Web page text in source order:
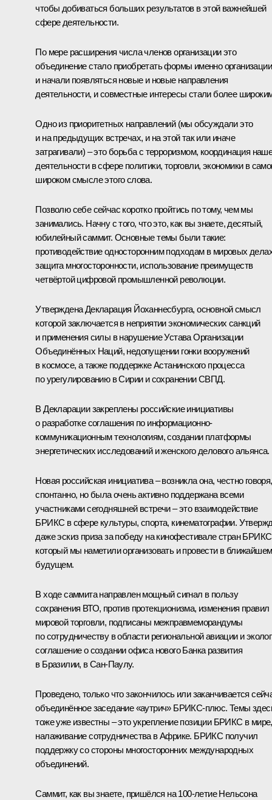
чтобы добиваться больших результатов в этой важнейшей
сфере деятельности.
По мере расширения числа членов организации это
объединение стало приобретать формы именно
и начали появляться новые и новые направления
деятельности, и совместные интересы стали более
Одно из приоритетных направлений (мы обсуждали это
и на предыдущих встречах, и на этой так или иначе
затрагивали) – это борьба с терроризмом, координация
деятельности в сфере политики, торговли, экономики в
широком смысле этого слова.
Позволю себе сейчас коротко пройтись по тому, чем мы
занимались. Начну с того, что это, как вы знаете, десятый,
юбилейный саммит. Основные темы были такие:
противодействие односторонним подходам в мировых
защита многосторонности, использование преимуществ
четвёртой цифровой промышленной революции.
Утверждена Декларация Йоханнесбурга, основной смысл
которой заключается в неприятии экономических санкций
и применения силы в нарушение Устава Организации
Объединённых Наций, недопущении гонки вооружений
в космосе, а также поддержке Астанинского процесса
по урегулированию в Сирии и сохранении СВПД.
В Декларации закреплены российские инициативы
о разработке соглашения по информационно-
коммуникационным технологиям, создании платформы
энергетических исследований и женского делового альянса.
Новая российская инициатива – возникла она, честно говоря,
спонтанно, но была очень активно поддержана всеми
участниками сегодняшней встречи – это взаимодействие
БРИКС в сфере культуры, спорта, кинематографии.
даже эскиз приза за победу на кинофестивале стран
который мы наметили организовать и провести в ближайшем
будущем.
В ходе саммита направлен мощный сигнал в пользу
сохранения ВТО, против протекционизма, изменения правил
мировой торговли, подписаны межправмеморандумы
по сотрудничеству в области региональной авиации и
соглашение о создании офиса нового Банка развития
в Бразилии, в Сан-Паулу.
Проведено, только что закончилось или заканчивается
объединённое заседание «аутрич» БРИКС-плюс. Темы
тоже уже известны – это укрепление позиции БРИКС в мире,
налаживание сотрудничества в Африке. БРИКС получил
поддержку со стороны многосторонних международных
объединений.
Саммит, как вы знаете, пришёлся на 100-летие Нельсона